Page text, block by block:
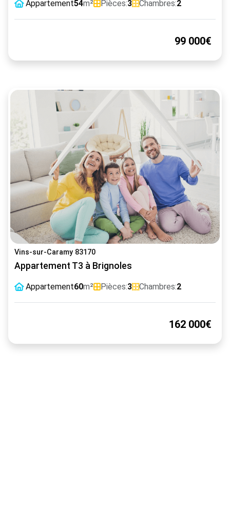
Appartement54m² Pièces:3 Chambres:2
99 000€
Vins-sur-Caramy 83170
Appartement T3 à Brignoles
Appartement60m² Pièces:3 Chambres:2
162 000€